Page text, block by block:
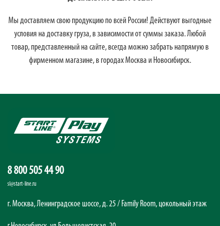
Мы доставляем свою продукцию по всей России! Действуют выгодные
условия на доставку груза, в зависимости от суммы заказа. Любой
товар, представленный на сайте, всегда можно забрать напрямую в
фирменном магазине, в городах Москва и Новосибирск.
8 800 505 44 90
sl@start-line.ru
г. Москва, Ленинградское шоссе, д. 25 / Family Room, цокольный этаж